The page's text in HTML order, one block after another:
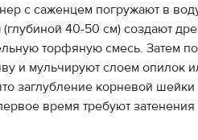
с саженцем погружают в
40-50 см) создают
торфяную смесь. Затем
и мульчируют слоем опилок
заглубление корневой шейки
время требуют затенения